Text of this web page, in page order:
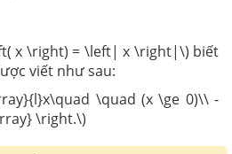
x \right) = \left| x \right|\) biết
viết như sau:
\quad (x \ge 0)\\ -
\right.\)